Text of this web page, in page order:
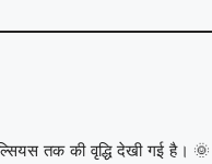
तक की वृद्धि देखी गई है।